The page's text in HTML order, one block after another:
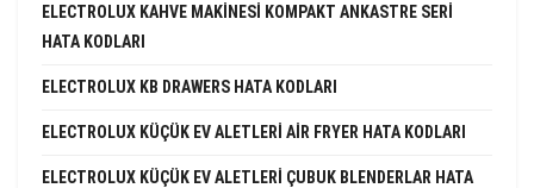
ELECTROLUX KAHVE MAKINESI KOMPAKT ANKASTRE SERI
HATA KODLARI
ELECTROLUX KB DRAWERS HATA KODLARI
ELECTROLUX KÜÇÜK EV ALETLERI AIR FRYER HATA KODLARI
ELECTROLUX KÜÇÜK EV ALETLERI ÇUBUK BLENDERLAR HATA